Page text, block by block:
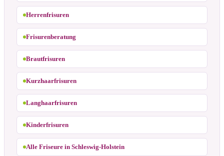
Herrenfrisuren
Frisurenberatung
Brautfrisuren
Kurzhaarfrisuren
Langhaarfrisuren
Kinderfrisuren
Alle Friseure in Schleswig-Holstein